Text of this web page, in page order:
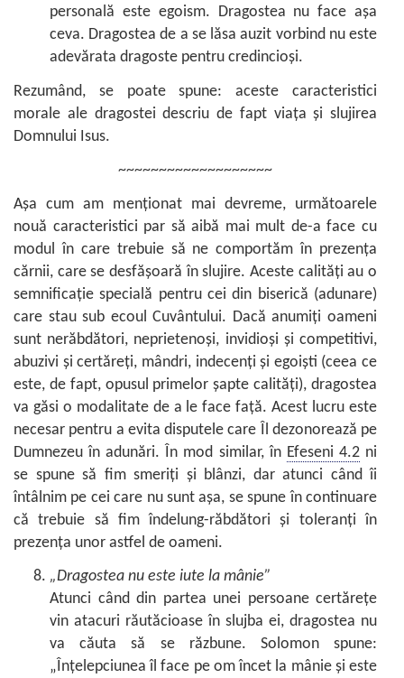
personală este egoism. Dragostea nu face așa
ceva. Dragostea de a se lăsa auzit vorbind nu este
adevărata dragoste pentru credincioși.
Rezumând, se poate spune: aceste caracteristici
morale ale dragostei descriu de fapt viața și slujirea
Domnului Isus.
~~~~~~~~~~~~~~~~~~~
Așa cum am menționat mai devreme, următoarele
nouă caracteristici par să aibă mai mult de-a face cu
modul în care trebuie să ne comportăm în prezența
cărnii, care se desfășoară în slujire. Aceste calități au o
semnificație specială pentru cei din biserică (adunare)
care stau sub ecoul Cuvântului. Dacă anumiți oameni
sunt nerăbdători, neprietenoși, invidioși și competitivi,
abuzivi și certăreți, mândri, indecenți și egoiști (ceea ce
este, de fapt, opusul primelor șapte calități), dragostea
va găsi o modalitate de a le face față. Acest lucru este
necesar pentru a evita disputele care Îl dezonorează pe
Dumnezeu în adunări. În mod similar, în Efeseni 4.2ni
se spune să fim smeriți și blânzi, dar atunci când îi
întâlnim pe cei care nu sunt așa, se spune în continuare
că trebuie să fim îndelung-răbdători și toleranți în
prezența unor astfel de oameni.
„Dragostea nu este iute la mânie”
Atunci când din partea unei persoane certărețe
vin atacuri răutăcioase în slujba ei, dragostea nu
va căuta să se răzbune. Solomon spune:
„Înțelepciunea îl face pe om încet la mânie și este